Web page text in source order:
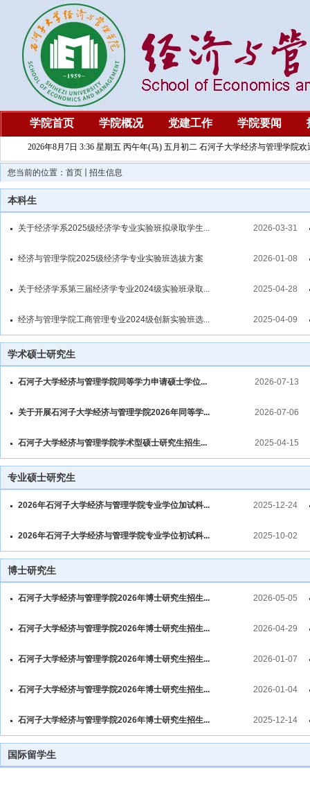
学院首页 学院概况 党建工作 学院要闻
2026年8月7日 3:36 星期五 丙午年(马) 五月初二 石河子大学经济与管理学院欢
您当前的位置： 首页 招生信息
本科生
关于经济学系2025级经济学专业实验班拟录取学生... 2026-03-31
经济与管理学院2025级经济学专业实验班选拔方案 2026-01-08
关于经济学系第三届经济学专业2024级实验班录取... 2025-04-28
经济与管理学院工商管理专业2024级创新实验班选... 2025-04-09
学术硕士研究生
石河子大学经济与管理学院同等学力申请硕士学位... 2026-07-13
关于开展石河子大学经济与管理学院2026年同等学... 2026-07-06
石河子大学经济与管理学院学术型硕士研究生招生... 2025-04-15
专业硕士研究生
2026年石河子大学经济与管理学院专业学位加试科... 2025-12-24
2026年石河子大学经济与管理学院专业学位初试科... 2025-10-02
博士研究生
石河子大学经济与管理学院2026年博士研究生招生... 2026-05-05
石河子大学经济与管理学院2026年博士研究生招生... 2026-04-29
石河子大学经济与管理学院2026年博士研究生招生... 2026-01-07
石河子大学经济与管理学院2026年博士研究生招生... 2026-01-04
石河子大学经济与管理学院2026年博士研究生招生... 2025-12-14
国际留学生